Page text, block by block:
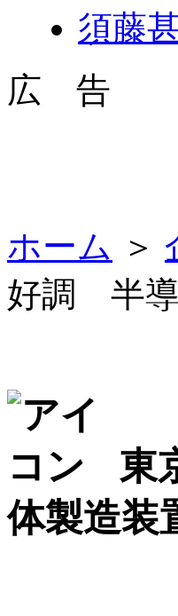
須藤
広 告
ホーム ＞
好調 半導
東
体製造装